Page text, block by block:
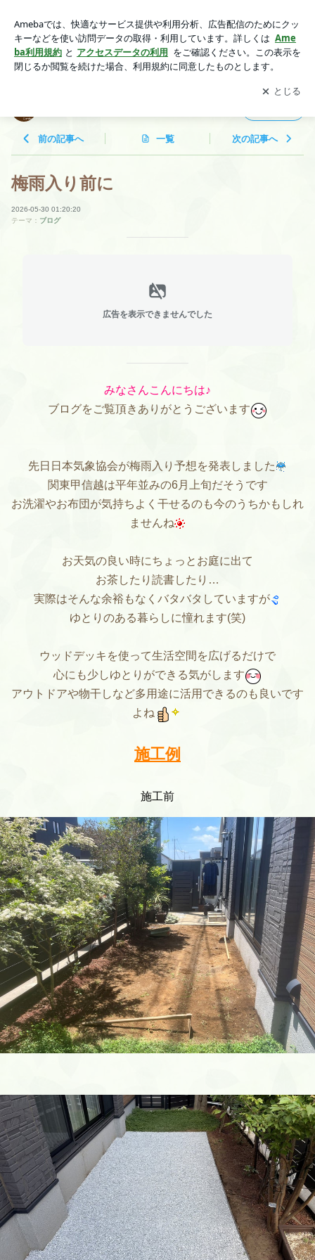
アプリをダウンロードして ブログの更新通知
を受け取りまし
ょう。
開く
前の記事へ 一覧 次の記事へ
梅雨入り前に
2026-05-30 01:20:20
テーマ： ブログ
広告を表示できませんでした
みなさんこんにちは♪
ブログをご覧頂きありがとうございます
先日日本気象協会が梅雨入り予想を発表しました
関東甲信越は平年並みの6月上旬だそうです
お洗濯やお布団が気持ちよく干せるのも今のうちかもしれ
ませんね
お天気の良い時にちょっとお庭に出て
お茶したり読書したり…
実際はそんな余裕もなくバタバタしていますが
ゆとりのある暮らしに憧れます(笑)
ウッドデッキを使って生活空間を広げるだけで
心にも少しゆとりができる気がします
アウトドアや物干しなど多用途に活用できるのも良いです
よね
施工例
施工前